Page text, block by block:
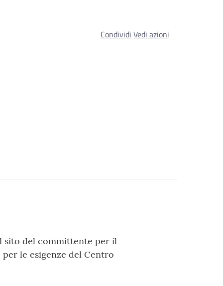
Condividi Vedi azioni
sito del committente per il
le esigenze del Centro